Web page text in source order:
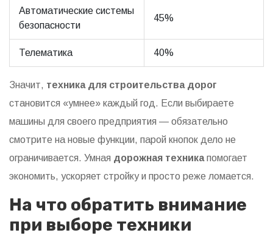
Автоматические системы
безопасности
45%
Телематика 40%
Значит, техника для строительства дорог
становится «умнее» каждый год. Если выбираете
машины для своего предприятия — обязательно
смотрите на новые функции, парой кнопок дело не
ограничивается. Умная дорожная техникапомогает
экономить, ускоряет стройку и просто реже ломается.
На что обратить внимание
при выборе техники